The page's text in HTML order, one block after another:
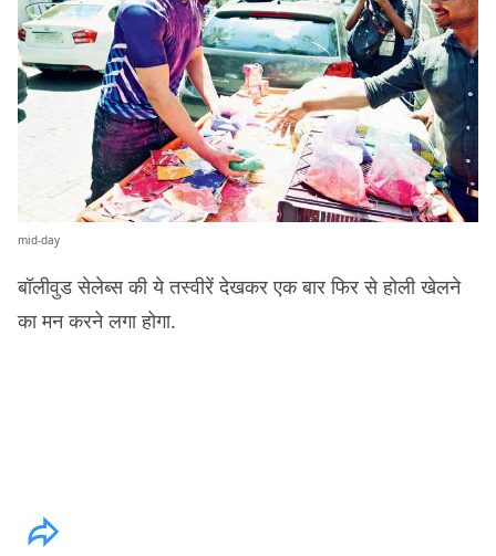
mid-day
बॉलीवुड सेलेब्स की ये तस्वीरें देखकर एक बार फिर से होली खेलने
का मन करने लगा होगा.